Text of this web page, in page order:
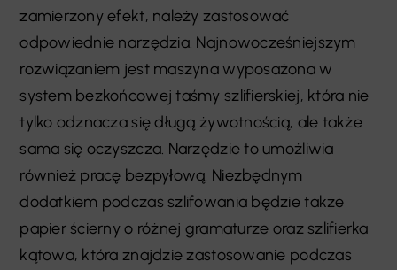
zamierzony efekt, należy zastosować
odpowiednie narzędzia. Najnowocześniejszym
rozwiązaniem jest maszyna wyposażona w
system bezkońcowej taśmy szlifierskiej, która nie
tylko odznacza się długą żywotnością, ale także
sama się oczyszcza. Narzędzie to umożliwia
również pracę bezpyłową. Niezbędnym
dodatkiem podczas szlifowania będzie także
papier ścierny o różnej gramaturze oraz szlifierka
kątowa, która znajdzie zastosowanie podczas